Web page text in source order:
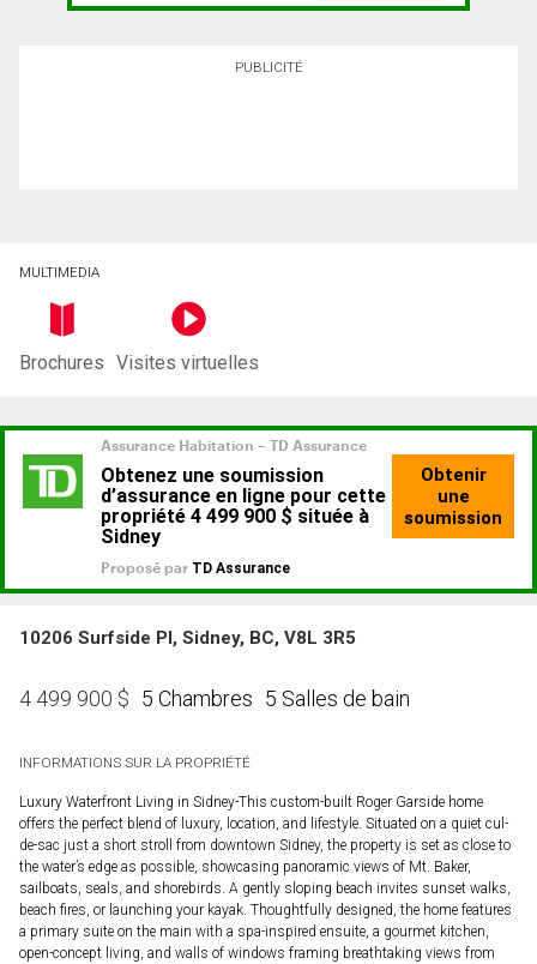
PUBLICITÉ
MULTIMEDIA
Brochures Visites virtuelles
10206 Surfside Pl, Sidney, BC, V8L 3R5
4 499 900 $ 5 Chambres 5 Salles de bain
INFORMATIONS SUR LA PROPRIÉTÉ
Luxury Waterfront Living in Sidney-This custom-built Roger Garside home
offers the perfect blend of luxury, location, and lifestyle. Situated on a quiet cul-
de-sac just a short stroll from downtown Sidney, the property is set as close to
the water’s edge as possible, showcasing panoramic views of Mt. Baker,
sailboats, seals, and shorebirds. A gently sloping beach invites sunset walks,
beach fires, or launching your kayak. Thoughtfully designed, the home features
a primary suite on the main with a spa-inspired ensuite, a gourmet kitchen,
open-concept living, and walls of windows framing breathtaking views from